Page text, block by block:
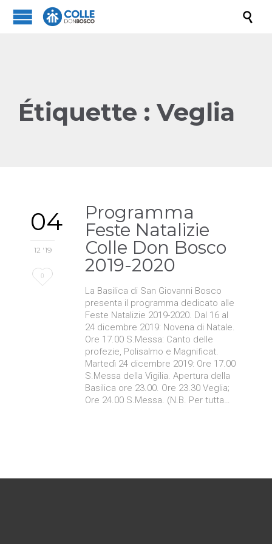

Étiquette :Veglia
04
12 '19
Love
0
Programma
Feste Natalizie
Colle Don Bosco
2019-2020
La Basilica di San Giovanni Bosco
presenta il programma dedicato alle
Feste Natalizie 2019-2020. Dal 16 al
24 dicembre 2019: Novena di Natale.
Ore 17.00 S.Messa: Canto delle
profezie, Polisalmo e Magnificat.
Martedì 24 dicembre 2019: Ore 17.00
S.Messa della Vigilia. Apertura della
Basilica ore 23.00. Ore 23.30 Veglia;
Ore 24.00 S.Messa. (N.B. Per tutta…